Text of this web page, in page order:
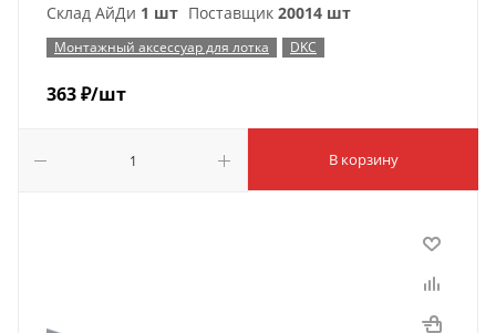
Склад АйДи 1 шт Поставщик 20014 шт
Монтажный аксессуар для лотка DKC
363₽/шт
В корзину